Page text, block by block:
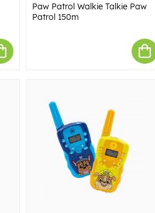
Paw Patrol Walkie Talkie Paw
Patrol 150m